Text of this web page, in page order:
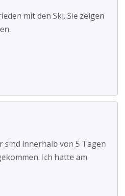
mit den Ski. Sie zeigen
sind innerhalb von 5 Tagen
Ich hatte am